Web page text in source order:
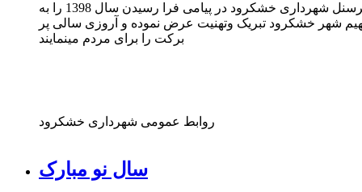
شهردار شورای اسلامی شهر خشکرود و پرسنل شهرداری خشکرود در پیامی فرا رسیدن سال 1398 را به
شهر خشکرود تبریک وتهنیت عرض نموده و آروزی سالی پر
برکت را برای مردم مینمایند
روابط عمومی شهرداری خشکرود
سال نو مبارک